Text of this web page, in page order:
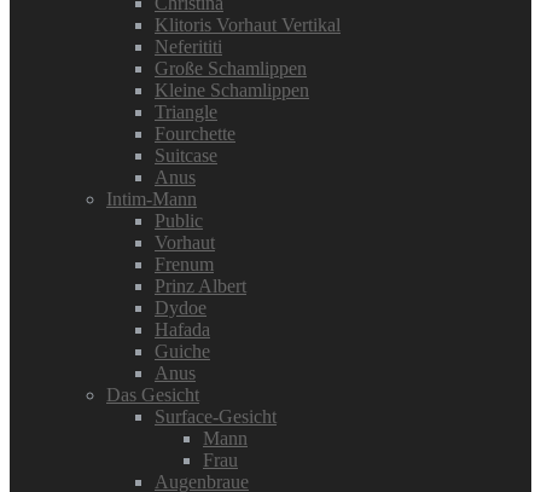
Klitoris Vorhaut Vertikal
Neferititi
Große Schamlippen
Kleine Schamlippen
Triangle
Fourchette
Suitcase
Anus
Intim-Mann
Public
Vorhaut
Frenum
Prinz Albert
Dydoe
Hafada
Guiche
Anus
Das Gesicht
Surface-Gesicht
Mann
Frau
Augenbraue